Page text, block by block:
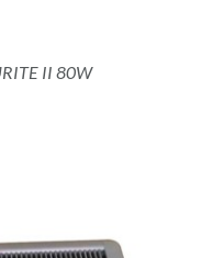
II 80W